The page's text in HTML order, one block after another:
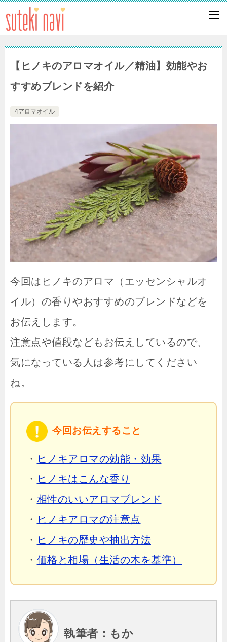
【ヒノキのアロマオイル／精油】効能やお
すすめブレンドを紹介
4アロマオイル
今回はヒノキのアロマ（エッセンシャルオ
イル）の香りやおすすめのブレンドなどを
お伝えします。
注意点や値段などもお伝えしているので、
気になっている人は参考にしてください
ね。
今回お伝えすること
・ ヒノキアロマの効能・効果
・ ヒノキはこんな香り
・ 相性のいいアロマブレンド
・ ヒノキアロマの注意点
・ ヒノキの歴史や抽出方法
・ 価格と相場（生活の木を基準）
執筆者：もか